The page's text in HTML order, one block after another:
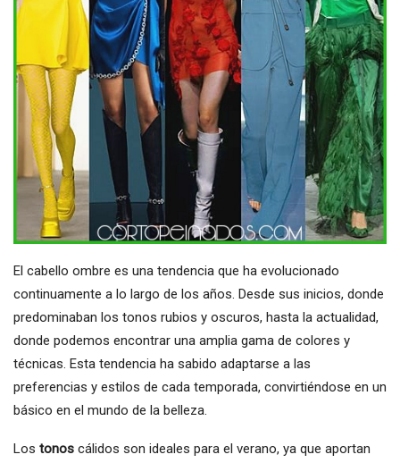
El cabello ombre es una tendencia que ha evolucionado
continuamente a lo largo de los años. Desde sus inicios, donde
predominaban los tonos rubios y oscuros, hasta la actualidad,
donde podemos encontrar una amplia gama de colores y
técnicas. Esta tendencia ha sabido adaptarse a las
preferencias y estilos de cada temporada, convirtiéndose en un
básico en el mundo de la belleza.
Los tonos cálidos son ideales para el verano, ya que aportan